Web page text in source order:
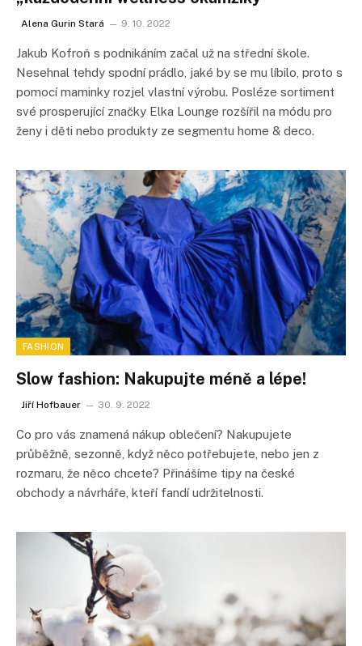
Alena Gurin Stará 9. 10. 2022
Jakub Kofroň s podnikáním začal už na střední škole.
Nesehnal tehdy spodní prádlo, jaké by se mu líbilo, proto s
pomocí maminky rozjel vlastní výrobu. Posléze sortiment
své prosperující značky Elka Lounge rozšířil na módu pro
ženy i děti nebo produkty ze segmentu home & deco.
FASHION
Slow fashion: Nakupujte méně a lépe!
Jiří Hofbauer 30. 9. 2022
Co pro vás znamená nákup oblečení? Nakupujete
průběžně, sezonně, když něco potřebujete, nebo jen z
rozmaru, že něco chcete? Přinášíme tipy na české
obchody a návrháře, kteří fandí udržitelnosti.